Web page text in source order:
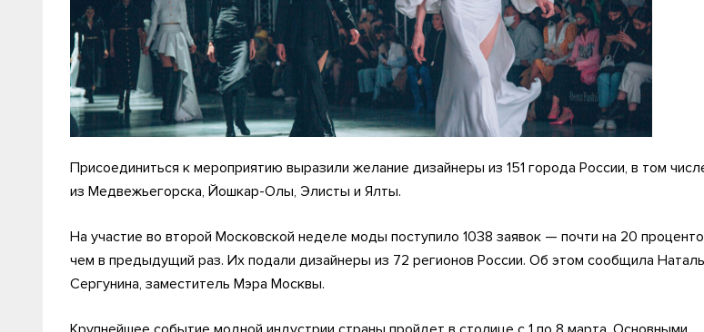
Присоединиться к мероприятию выразили желание дизайнеры из 151 города России, в том
из Медвежьегорска, Йошкар-Олы, Элисты и Ялты.
На участие во второй Московской неделе моды поступило 1038 заявок — почти на 20
чем в предыдущий раз. Их подали дизайнеры из 72 регионов России. Об этом сообщила
Сергунина, заместитель Мэра Москвы.